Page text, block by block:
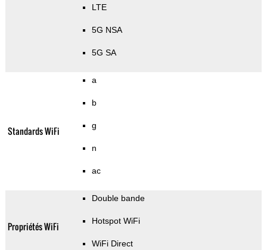
LTE
5G NSA
5G SA
Standards WiFi
a
b
g
n
ac
Propriétés WiFi
Double bande
Hotspot WiFi
WiFi Direct